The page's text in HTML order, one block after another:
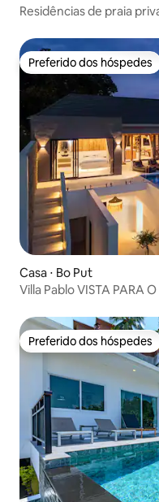
Residências de praia
Preferido dos hóspedes
Preferido dos hóspedes
Casa ⋅ Bo Put
Villa Pablo VISTA PARA
Preferido dos hóspedes
Preferido dos hóspedes